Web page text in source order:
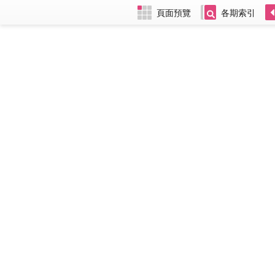
頁面預覽 各期索引